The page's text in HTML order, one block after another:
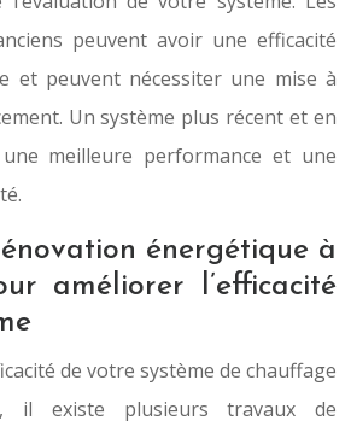
peuvent avoir une efficacité
et peuvent nécessiter une mise à
Un système plus récent et en
meilleure performance et une
énergétique à
améliorer l’efficacité
de votre système de chauffage
il existe plusieurs travaux de